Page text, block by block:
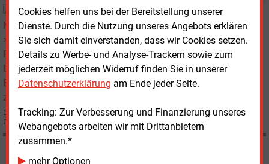
Cookies helfen uns bei der Bereitstellung unserer
Dienste. Durch die Nutzung unseres Angebots erklären
Sie sich damit einverstanden, dass wir Cookies setzen.
Details zu Werbe- und Analyse-Trackern sowie zum
jederzeit möglichen Widerruf finden Sie in unserer
Datenschutzerklärung am Ende jeder Seite.
Tracking: Zur Verbesserung und Finanzierung unseres
Webangebots arbeiten wir mit Drittanbietern
zusammen.*
mehr Optionen
Dienstag, 1.09.2009, 16:44
E&M REGENERATIVE
Baywa will Erneuerbare zukaufen
Die Münchner Baywa AG plant millionenschwere Übernahmen in den
Bereichen Photovoltaik und Biogas.